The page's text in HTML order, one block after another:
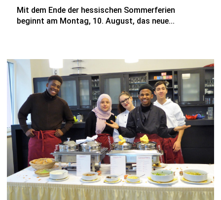
Mit dem Ende der hessischen Sommerferien
beginnt am Montag, 10. August, das neue...